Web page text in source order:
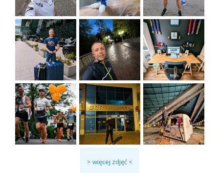
> więcej zdjęć <